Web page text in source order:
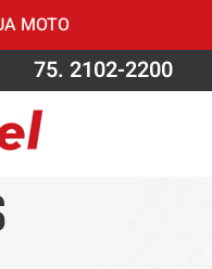
MOTO
75. 2102-2200